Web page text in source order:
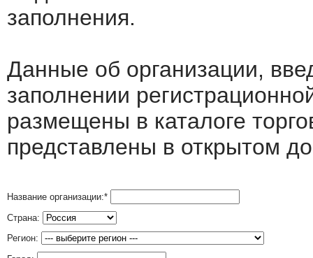
заполнения.
Данные об организации,
заполнении
размещены в каталоге
представлены в открытом
Название организации:*
Страна:
Регион: